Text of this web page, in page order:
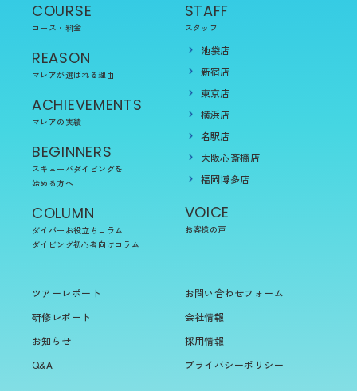
COURSE
コース・料金
REASON
マレアが選ばれる理由
ACHIEVEMENTS
マレアの実績
BEGINNERS
スキューバダイビングを
始める方へ
COLUMN
ダイバーお役立ちコラム
ダイビング初心者向けコラム
STAFF
スタッフ
池袋店
新宿店
東京店
横浜店
名駅店
大阪心斎橋店
福岡博多店
VOICE
お客様の声
ツアーレポート
研修レポート
お知らせ
Q&A
お問い合わせフォーム
会社情報
採用情報
プライバシーポリシー